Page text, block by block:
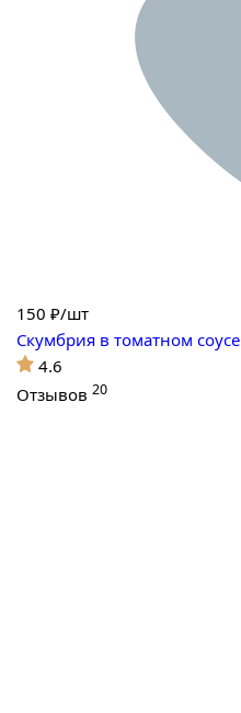
150 ₽/шт
Скумбрия в томатном соусе
4.6
Отзывов 20